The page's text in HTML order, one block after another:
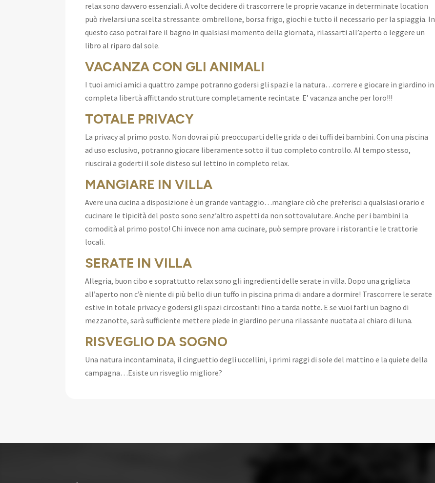
relax sono davvero essenziali. A volte decidere di trascorrere le proprie vacanze in determinate location
può rivelarsi una scelta stressante: ombrellone, borsa frigo, giochi e tutto il necessario per la spiaggia. In
questo caso potrai fare il bagno in qualsiasi momento della giornata, rilassarti all’aperto o leggere un
libro al riparo dal sole.
VACANZA CON GLI ANIMALI
I tuoi amici amici a quattro zampe potranno godersi gli spazi e la natura…correre e giocare in giardino in
completa libertà affittando strutture completamente recintate. E’ vacanza anche per loro!!!
TOTALE PRIVACY
La privacy al primo posto. Non dovrai più preoccuparti delle grida o dei tuffi dei bambini. Con una piscina
ad uso esclusivo, potranno giocare liberamente sotto il tuo completo controllo. Al tempo stesso,
riuscirai a goderti il sole disteso sul lettino in completo relax.
MANGIARE IN VILLA
Avere una cucina a disposizione è un grande vantaggio…mangiare ciò che preferisci a qualsiasi orario e
cucinare le tipicità del posto sono senz’altro aspetti da non sottovalutare. Anche per i bambini la
comodità al primo posto! Chi invece non ama cucinare, può sempre provare i ristoranti e le trattorie
locali.
SERATE IN VILLA
Allegria, buon cibo e soprattutto relax sono gli ingredienti delle serate in villa. Dopo una grigliata
all’aperto non c’è niente di più bello di un tuffo in piscina prima di andare a dormire! Trascorrere le serate
estive in totale privacy e godersi gli spazi circostanti fino a tarda notte. E se vuoi farti un bagno di
mezzanotte, sarà sufficiente mettere piede in giardino per una rilassante nuotata al chiaro di luna.
RISVEGLIO DA SOGNO
Una natura incontaminata, il cinguettio degli uccellini, i primi raggi di sole del mattino e la quiete della
campagna…Esiste un risveglio migliore?